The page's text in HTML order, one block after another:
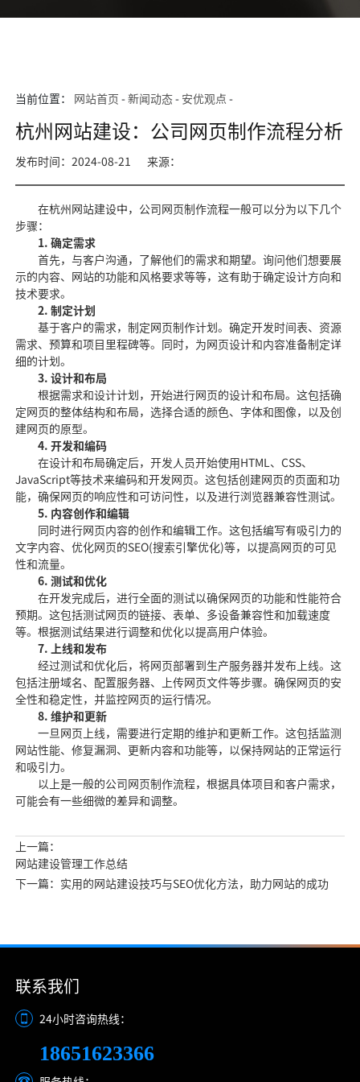
当前位置： 网站首页 -新闻动态- 安优观点 -
杭州网站建设：公司网页制作流程分析
发布时间：2024-08-21 来源：
在杭州网站建设中，公司网页制作流程一般可以分为以下几个
步骤：
1. 确定需求
首先，与客户沟通，了解他们的需求和期望。询问他们想要展
示的内容、网站的功能和风格要求等等，这有助于确定设计方向和
技术要求。
2. 制定计划
基于客户的需求，制定网页制作计划。确定开发时间表、资源
需求、预算和项目里程碑等。同时，为网页设计和内容准备制定详
细的计划。
3. 设计和布局
根据需求和设计计划，开始进行网页的设计和布局。这包括确
定网页的整体结构和布局，选择合适的颜色、字体和图像，以及创
建网页的原型。
4. 开发和编码
在设计和布局确定后，开发人员开始使用HTML、CSS、
JavaScript等技术来编码和开发网页。这包括创建网页的页面和功
能，确保网页的响应性和可访问性，以及进行浏览器兼容性测试。
5. 内容创作和编辑
同时进行网页内容的创作和编辑工作。这包括编写有吸引力的
文字内容、优化网页的SEO(搜索引擎优化)等，以提高网页的可见
性和流量。
6. 测试和优化
在开发完成后，进行全面的测试以确保网页的功能和性能符合
预期。这包括测试网页的链接、表单、多设备兼容性和加载速度
等。根据测试结果进行调整和优化以提高用户体验。
7. 上线和发布
经过测试和优化后，将网页部署到生产服务器并发布上线。这
包括注册域名、配置服务器、上传网页文件等步骤。确保网页的安
全性和稳定性，并监控网页的运行情况。
8. 维护和更新
一旦网页上线，需要进行定期的维护和更新工作。这包括监测
网站性能、修复漏洞、更新内容和功能等，以保持网站的正常运行
和吸引力。
以上是一般的公司网页制作流程，根据具体项目和客户需求，
可能会有一些细微的差异和调整。
上一篇：
网站建设管理工作总结
下一篇：实用的网站建设技巧与SEO优化方法，助力网站的成功
联系我们
24小时咨询热线：
18651623366